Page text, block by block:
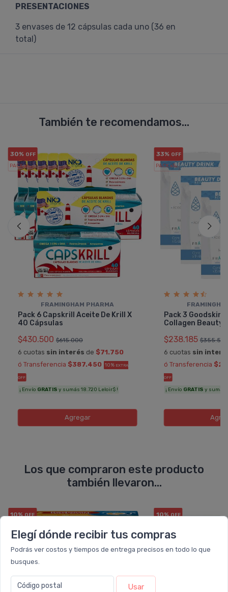
Elegí dónde recibir tus compras
Podrás ver costos y tiempos de entrega precisos en todo lo que
busques.
Código postal Usar
PRESENTACIONES
3 envases de 12 cápsulas cada uno (36 en
total)
También te recomendamos...
30% OFF
PACK x6u.
FRAMINGHAM PHARMA
Pack 6 Capskrill Aceite De Krill X
40 Cápsulas
$430.500 $615.000
6 cuotas sin interés de $71.750
ó Transferencia $387.450 10% EXTRA
OFF
¡ Envío GRATIS y sumás 18.720 Leloir$ !
Agregar
33% OFF
PACK x3u.
Pack 3 Goodskin
Collagen Beauty
$238.185
6 cuotas sin
ó Transferencia
OFF
¡ Envío GRATIS y sumás
Los que compraron este producto
también llevaron...
10%OFF 10%OFF